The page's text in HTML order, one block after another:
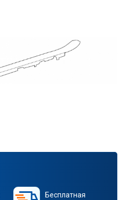
Бесплатная